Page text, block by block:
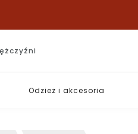
Odzież i akcesoria